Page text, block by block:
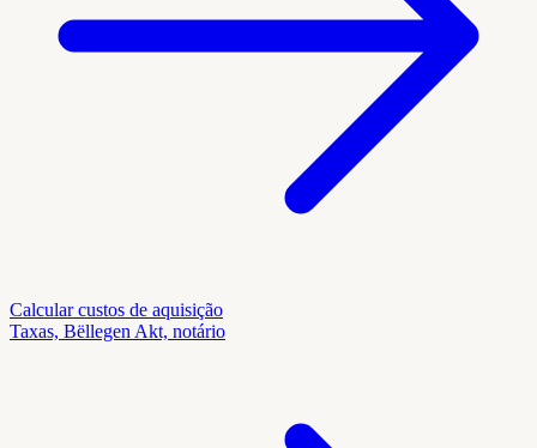
Calcular custos de aquisição
Taxas, Bëllegen Akt, notário